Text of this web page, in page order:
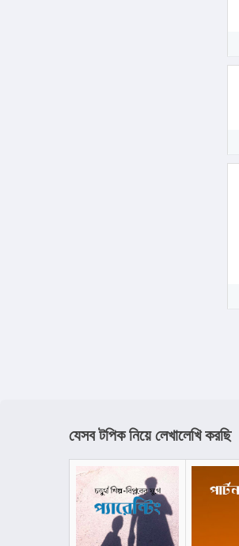
যেসব টপিক নিয়ে লেখালেখি করছি